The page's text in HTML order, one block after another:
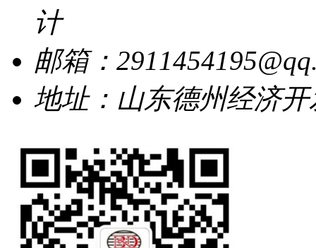
计
邮箱：
地址：山东德州经济